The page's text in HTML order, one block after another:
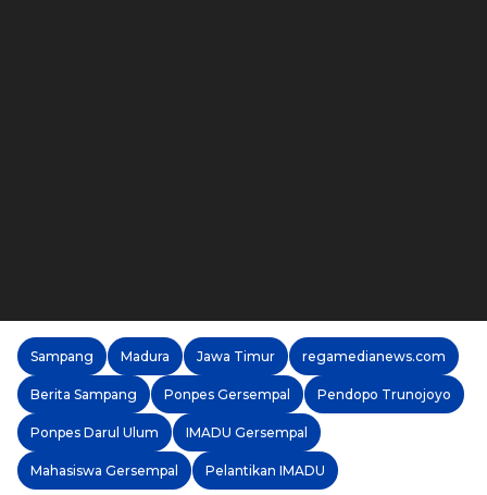
Sampang Madura Jawa Timur regamedianews.com
Berita Sampang Ponpes Gersempal Pendopo Trunojoyo
Ponpes Darul Ulum IMADU Gersempal
Mahasiswa Gersempal Pelantikan IMADU